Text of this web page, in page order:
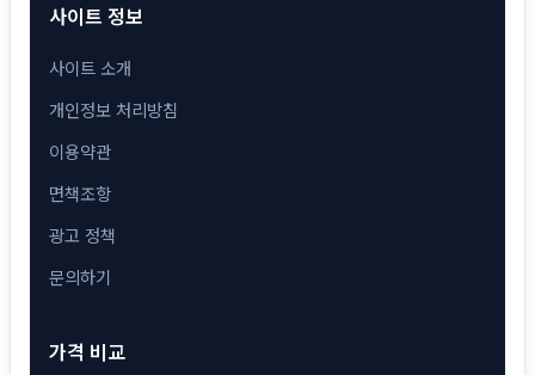
사이트 정보
사이트 소개
개인정보 처리방침
이용약관
면책조항
광고 정책
문의하기
가격 비교